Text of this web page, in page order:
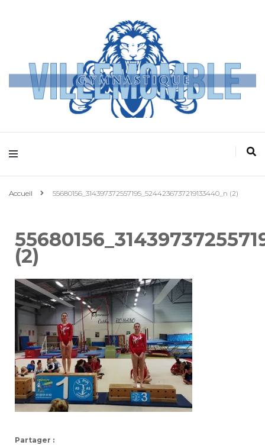
Villemomble
Gymnastique
Accueil 55680156_314397372557195_5244236737219133440_n (2)
(2)
Partager :